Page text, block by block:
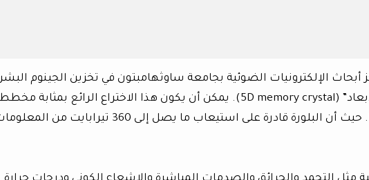
أبحاث الإلكترونيات الضوئية بجامعة ساوثهامبتون في تخزين الجينوم
بأكمله في “بلورة ذاكرة خماسية الأبعاد” (5D memory crystal). يمكن أن يكون هذا الاختراع الرائع بمثابة مخطط
لإحياء البشرية في حالة انقراضها. حيث أن البلورة قادرة على استيعاب ما يصل إلى 360 تيرابايت من